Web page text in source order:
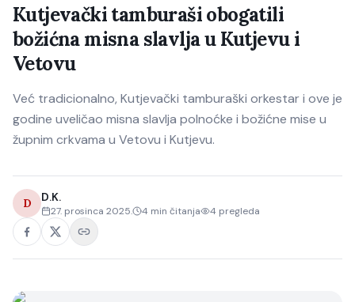
Poljoprivreda
Politika
Gospodarstvo
Život
Kutjevački tamburaši obogatili
božićna misna slavlja u Kutjevu i
Vetovu
Već tradicionalno, Kutjevački tamburaški orkestar i ove je
godine uveličao misna slavlja polnoćke i božićne mise u
župnim crkvama u Vetovu i Kutjevu.
D D.K.
27. prosinca 2025. 4 min čitanja 4 pregleda